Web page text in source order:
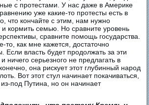
с протестами. У нас даже в Америке
уже какие-то протесты есть в
что кончайте с этим, нам нужно
и кормить семью. Но сравните уровень
сравните помощь государства.
то, как мне кажется, достаточно
Если власть будет продолжать за эти
ничего серьезного не предлагать в
она рискует этот глубинный народ
Вот этот стул начинает покачиваться,
под Путина, но он начинает